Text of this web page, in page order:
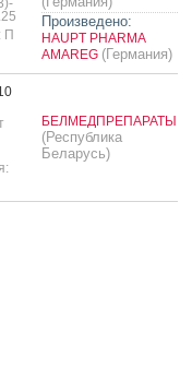
П
Произведено:
HAUPT PHARMA
AMAREG (Германия)
БЕЛМЕДПРЕПАРАТЫ
(Республика
Беларусь)